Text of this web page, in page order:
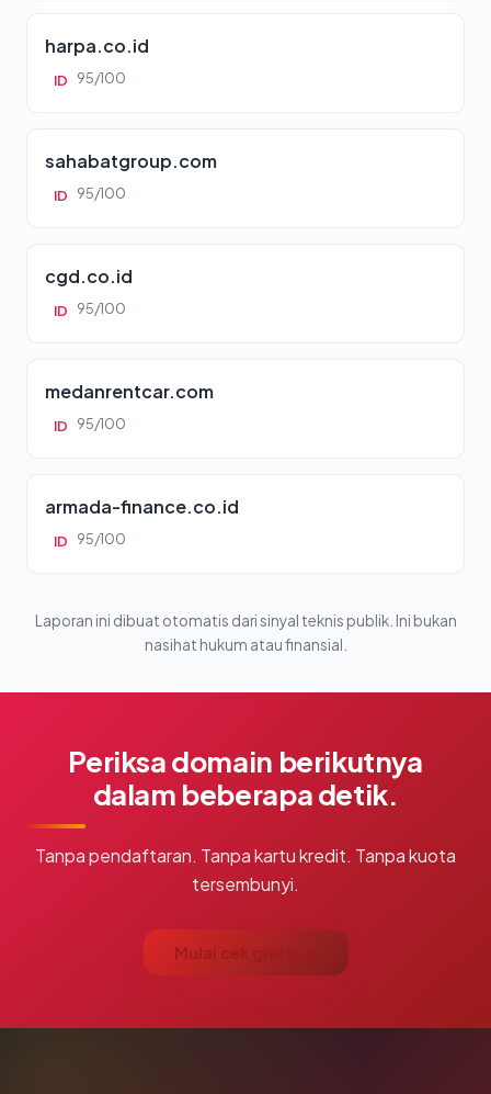
harpa.co.id
ID 95/100
sahabatgroup.com
ID 95/100
cgd.co.id
ID 95/100
medanrentcar.com
ID 95/100
armada-finance.co.id
ID 95/100
Laporan ini dibuat otomatis dari sinyal teknis publik. Ini bukan
nasihat hukum atau finansial.
Periksa domain berikutnya
dalam beberapa detik.
Tanpa pendaftaran. Tanpa kartu kredit. Tanpa kuota
tersembunyi.
Mulai cek gratis →